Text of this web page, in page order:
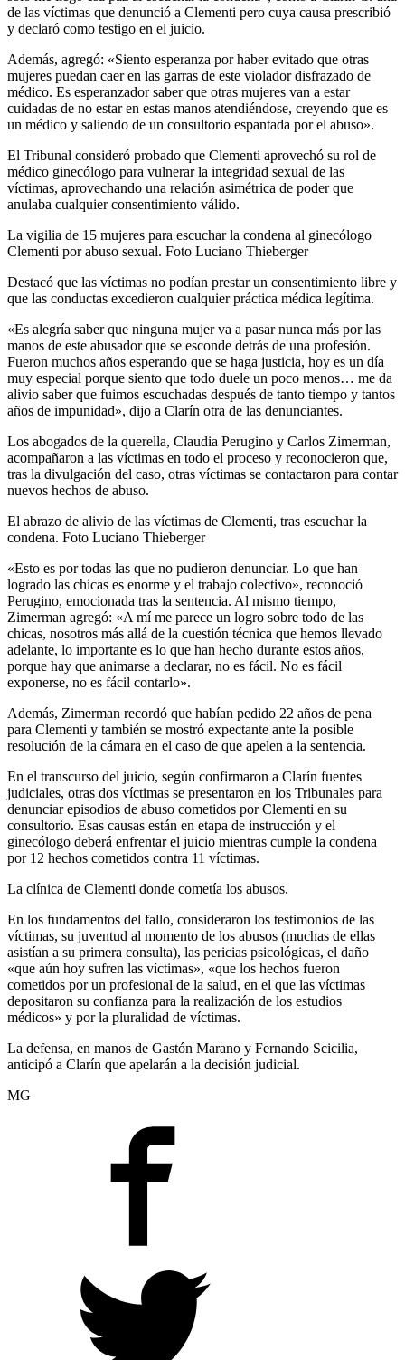
de las víctimas que denunció a Clementi pero cuya causa prescribió
y declaró como testigo en el juicio.
Además, agregó: «Siento esperanza por haber evitado que otras
mujeres puedan caer en las garras de este violador disfrazado de
médico. Es esperanzador saber que otras mujeres van a estar
cuidadas de no estar en estas manos atendiéndose, creyendo que es
un médico y saliendo de un consultorio espantada por el abuso».
El Tribunal consideró probado que Clementi aprovechó su rol de
médico ginecólogo para vulnerar la integridad sexual de las
víctimas, aprovechando una relación asimétrica de poder que
anulaba cualquier consentimiento válido.
La vigilia de 15 mujeres para escuchar la condena al ginecólogo
Clementi por abuso sexual. Foto Luciano Thieberger
Destacó que las víctimas no podían prestar un consentimiento libre y
que las conductas excedieron cualquier práctica médica legítima.
«Es alegría saber que ninguna mujer va a pasar nunca más por las
manos de este abusador que se esconde detrás de una profesión.
Fueron muchos años esperando que se haga justicia, hoy es un día
muy especial porque siento que todo duele un poco menos… me da
alivio saber que fuimos escuchadas después de tanto tiempo y tantos
años de impunidad», dijo a Clarín otra de las denunciantes.
Los abogados de la querella, Claudia Perugino y Carlos Zimerman,
acompañaron a las víctimas en todo el proceso y reconocieron que,
tras la divulgación del caso, otras víctimas se contactaron para contar
nuevos hechos de abuso.
El abrazo de alivio de las víctimas de Clementi, tras escuchar la
condena. Foto Luciano Thieberger
«Esto es por todas las que no pudieron denunciar. Lo que han
logrado las chicas es enorme y el trabajo colectivo», reconoció
Perugino, emocionada tras la sentencia. Al mismo tiempo,
Zimerman agregó: «A mí me parece un logro sobre todo de las
chicas, nosotros más allá de la cuestión técnica que hemos llevado
adelante, lo importante es lo que han hecho durante estos años,
porque hay que animarse a declarar, no es fácil. No es fácil
exponerse, no es fácil contarlo».
Además, Zimerman recordó que habían pedido 22 años de pena
para Clementi y también se mostró expectante ante la posible
resolución de la cámara en el caso de que apelen a la sentencia.
En el transcurso del juicio, según confirmaron a Clarín fuentes
judiciales, otras dos víctimas se presentaron en los Tribunales para
denunciar episodios de abuso cometidos por Clementi en su
consultorio. Esas causas están en etapa de instrucción y el
ginecólogo deberá enfrentar el juicio mientras cumple la condena
por 12 hechos cometidos contra 11 víctimas.
La clínica de Clementi donde cometía los abusos.
En los fundamentos del fallo, consideraron los testimonios de las
víctimas, su juventud al momento de los abusos (muchas de ellas
asistían a su primera consulta), las pericias psicológicas, el daño
«que aún hoy sufren las víctimas», «que los hechos fueron
cometidos por un profesional de la salud, en el que las víctimas
depositaron su confianza para la realización de los estudios
médicos» y por la pluralidad de víctimas.
La defensa, en manos de Gastón Marano y Fernando Scicilia,
anticipó a Clarín que apelarán a la decisión judicial.
MG